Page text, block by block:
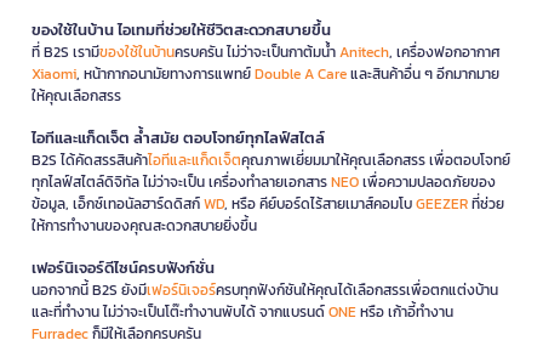
ของใช้ในบ้าน ไอเทมที่ช่วยให้ชีวิตสะดวกสบายขึ้น
ที่ B2S เรามีของใช้ในบ้านครบครัน ไม่ว่าจะเป็นกาต้มน้ำAnitech, เครื่องฟอกอากาศ
Xiaomi, หน้ากากอนามัยทางการแพทย์Double A Careและสินค้าอื่น ๆ อีกมากมาย
ให้คุณเลือกสรร
ไอทีและแก็ดเจ็ต ล้ำสมัย ตอบโจทย์ทุกไลฟ์สไตล์
B2S ได้คัดสรรสินค้าไอทีและแก็ดเจ็ตคุณภาพเยี่ยมมาให้คุณเลือกสรร เพื่อตอบโจทย์
ทุกไลฟ์สไตล์ดิจิทัล ไม่ว่าจะเป็น เครื่องทำลายเอกสารNEOเพื่อความปลอดภัยของ
ข้อมูล, เอ็กซ์เทอนัลฮาร์ดดิสก์WD, หรือ คีย์บอร์ดไร้สายเมาส์คอมโบGEEZERที่ช่วย
ให้การทำงานของคุณสะดวกสบายยิ่งขึ้น
เฟอร์นิเจอร์ดีไซน์ครบฟังก์ชั่น
นอกจากนี้ B2S ยังมีเฟอร์นิเจอร์ครบทุกฟังก์ชันให้คุณได้เลือกสรรเพื่อตกแต่งบ้าน
และที่ทำงาน ไม่ว่าจะเป็นโต๊ะทำงานพับได้ จากแบรนด์ONEหรือ เก้าอี้ทำงาน
Furradecก็มีให้เลือกครบครัน